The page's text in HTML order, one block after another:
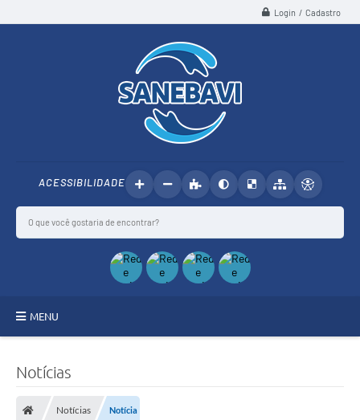
Login / Cadastro
ACESSIBILIDADE
MENU
ÁGUA
Notícias
Notícias Notícia